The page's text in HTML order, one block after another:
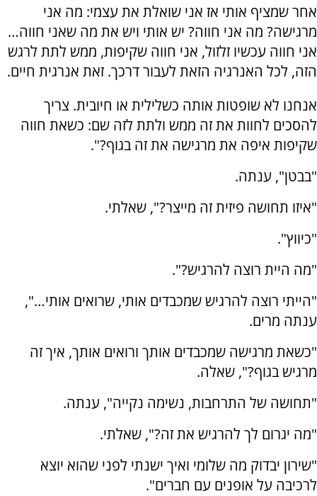
אחר שמציף אותי אז אני שואלת את עצמי: מה אני
מרגישה? מה אני חווה? יש אותי ויש את מה שאני חווה…
אני חווה עכשיו זלזול, אני חווה שקיפות, ממש לתת לרגש
הזה, לכל האנרגיה הזאת לעבור דרכך. זאת אנרגית חיים.
אנחנו לא שופטות אותה כשלילית או חיובית. צריך
להסכים לחוות את זה ממש ולתת לזה שם: כשאת חווה
שקיפות איפה את מרגישה את זה בגוף?".
"בבטן", ענתה.
"איזו תחושה פיזית זה מייצר?", שאלתי.
"כיווץ".
"מה היית רוצה להרגיש?".
"הייתי רוצה להרגיש שמכבדים אותי, שרואים אותי…",
ענתה מרים.
"כשאת מרגישה שמכבדים אותך ורואים אותך, איך זה
מרגיש בגוף?", שאלה.
"תחושה של התרחבות, נשימה נקייה", ענתה.
"מה יגרום לך להרגיש את זה?", שאלתי.
"שירון יבדוק מה שלומי ואיך ישנתי לפני שהוא יוצא
לרכיבה על אופנים עם חברים".